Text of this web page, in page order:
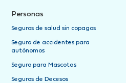
Personas
Seguros de salud sin copagos
Seguro de accidentes para
autónomos
Seguro para Mascotas
Seguros de Decesos